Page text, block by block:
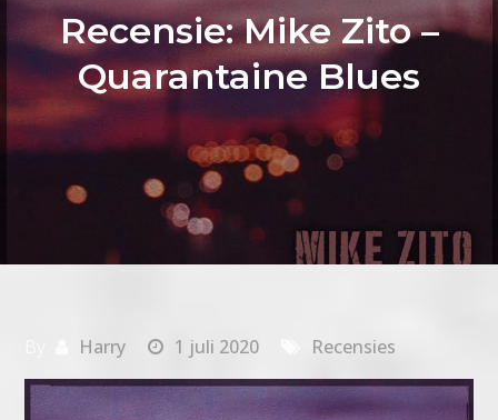
Recensie: Mike Zito –
Quarantaine Blues
Harry 1 juli 2020 Recensies